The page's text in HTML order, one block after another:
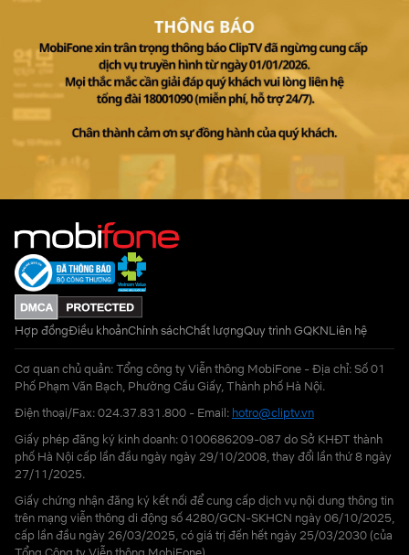
Hợp đồngĐiều khoảnChính sáchChất lượngQuy trình GQKNLiên hệ
Cơ quan chủ quản: Tổng công ty Viễn thông MobiFone - Địa chỉ: Số 01
Phố Phạm Văn Bạch, Phường Cầu Giấy, Thành phố Hà Nội.
Điện thoại/Fax: 024.37.831.800 - Email: hotro@cliptv.vn
Giấy phép đăng ký kinh doanh: 0100686209-087 do Sở KHĐT thành
phố Hà Nội cấp lần đầu ngày ngày 29/10/2008, thay đổi lần thứ 8 ngày
27/11/2025.
Giấy chứng nhận đăng ký kết nối để cung cấp dịch vụ nội dung thông tin
trên mạng viễn thông di động số 4280/GCN-SKHCN ngày 06/10/2025,
cấp lần đầu ngày 26/03/2025, có giá trị đến hết ngày 25/03/2030 (của